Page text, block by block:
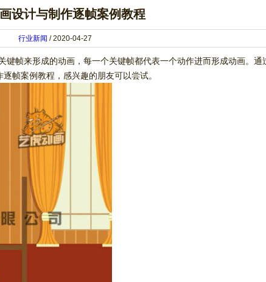
设计与制作逐帧案例教程
行业新闻 / 2020-04-27
帧来形成的动画，每一个关键帧都代表一个动作进而形成动画。
逐帧案例教程，感兴趣的朋友可以尝试。